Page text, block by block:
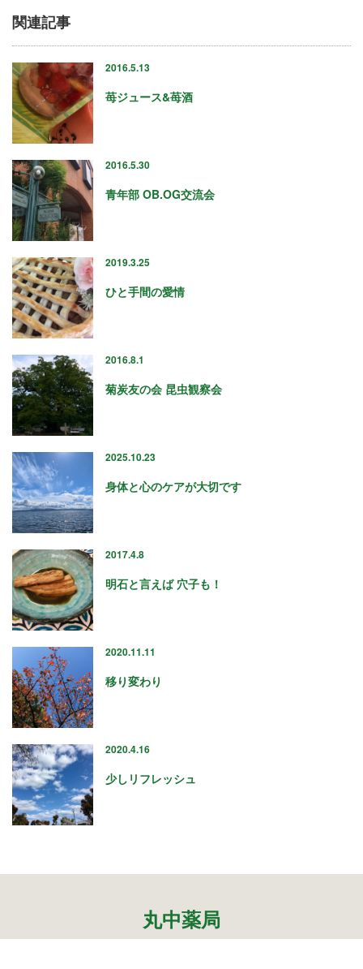
関連記事
2016.5.13
苺ジュース&苺酒
2016.5.30
青年部 OB.OG交流会
2019.3.25
ひと手間の愛情
2016.8.1
菊炭友の会 昆虫観察会
2025.10.23
身体と心のケアが大切です
2017.4.8
明石と言えば 穴子も！
2020.11.11
移り変わり
2020.4.16
少しリフレッシュ
丸中薬局
18
19
21
22
23
24
25
26
27
28
30
アーカイブ
2026年6月
2026年4月
2026年2月
2025年12月
2025年5月